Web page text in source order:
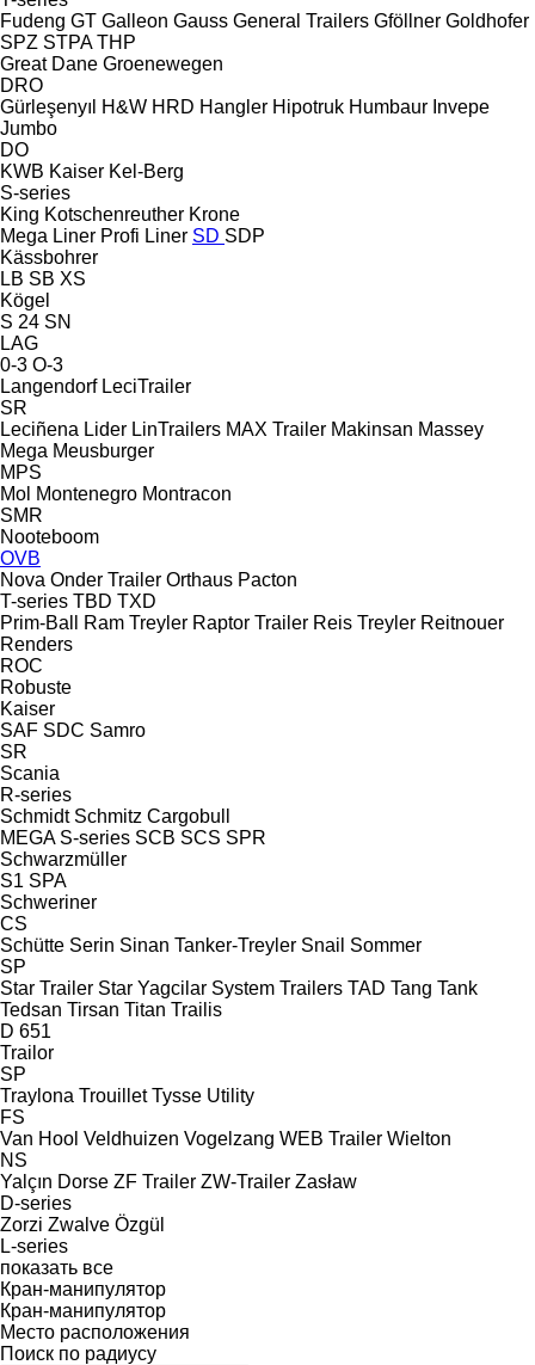
Fudeng GT Galleon Gauss General Trailers Gföllner Goldhofer
SPZ STPA THP
Great Dane Groenewegen
DRO
Gürleşenyıl
H&W HRD Hangler Hipotruk Humbaur Invepe
Jumbo
DO
KWB Kaiser Kel-Berg
S-series
King Kotschenreuther Krone
Mega Liner Profi Liner SD SDP
Kässbohrer
LB SB XS
Kögel
S 24 SN
LAG
0-3 O-3
Langendorf LeciTrailer
SR
Leciñena Lider LinTrailers MAX Trailer Makinsan Massey
Mega Meusburger
MPS
Mol Montenegro Montracon
SMR
Nooteboom
OVB
Nova Onder Trailer Orthaus Pacton
T-series TBD TXD
Prim-Ball
Ram Treyler Raptor Trailer Reis Treyler Reitnouer
Renders
ROC
Robuste
Kaiser
SAF SDC Samro
SR
Scania
R-series
Schmidt Schmitz Cargobull
MEGA S-series SCB SCS SPR
Schwarzmüller
S1 SPA
Schweriner
CS
Schütte Serin Sinan Tanker-Treyler Snail Sommer
SP
Star Trailer Star Yagcilar System Trailers TAD Tang Tank
Tedsan Tirsan Titan Trailis
D 651
Trailor
SP
Traylona Trouillet Tysse Utility
FS
Van Hool Veldhuizen Vogelzang WEB Trailer Wielton
NS
Yalçın Dorse ZF Trailer ZW-Trailer Zasław
D-series
Zorzi Zwalve Özgül
L-series
показать все
Кран-манипулятор
Кран-манипулятор
Место расположения
Поиск по радиусу